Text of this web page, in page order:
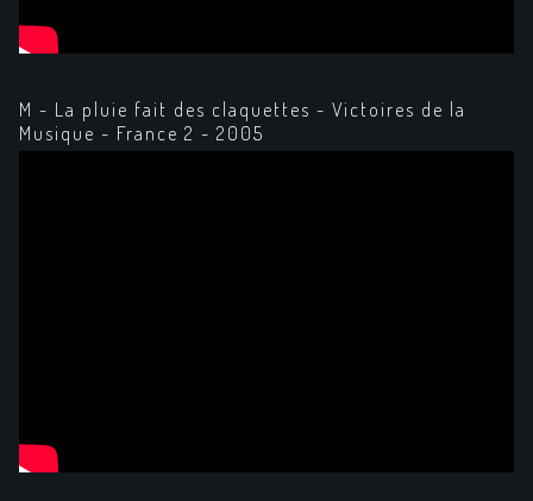
M - La pluie fait des claquettes - Victoires de la
Musique - France 2 - 2005